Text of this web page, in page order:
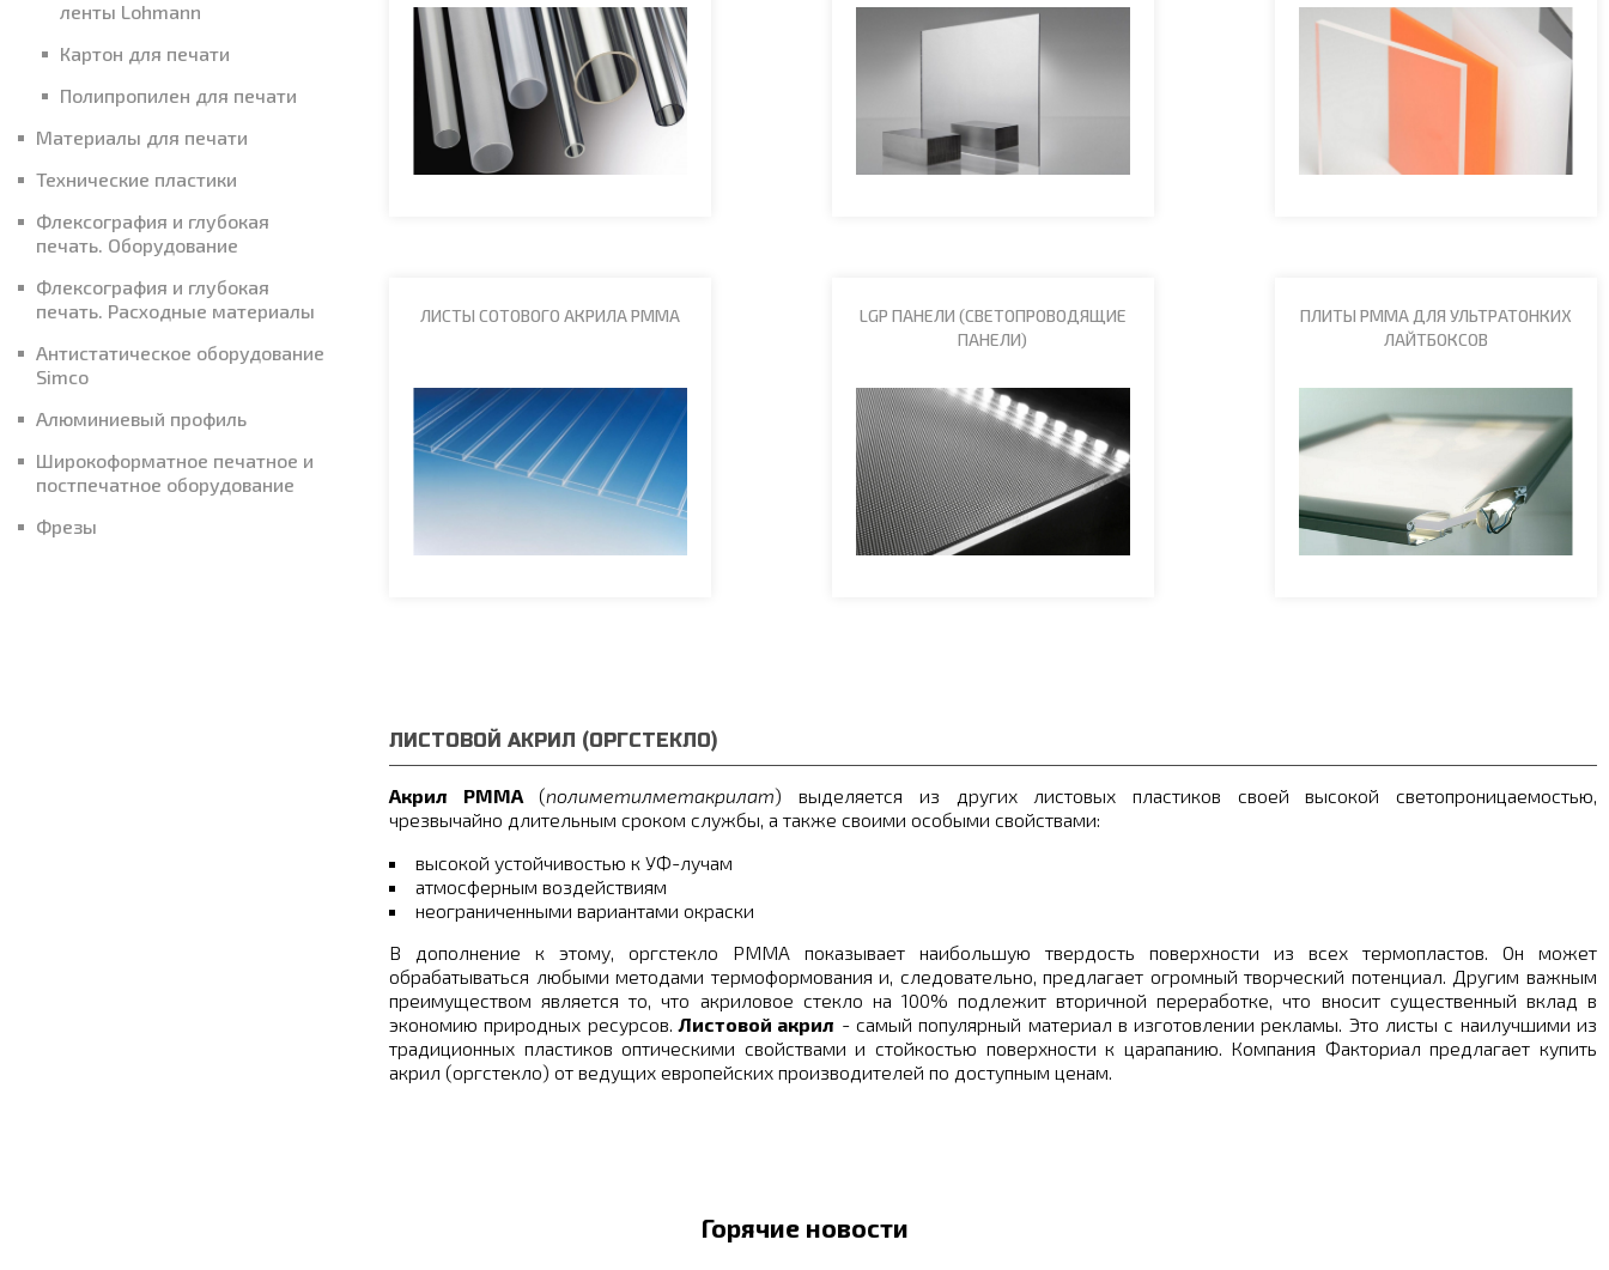
ленты Lohmann
Картон для печати
Полипропилен для печати
Материалы для печати
Технические пластики
Флексография и глубокая
печать. Оборудование
Флексография и глубокая
печать. Расходные материалы
Антистатическое оборудование
Simco
Алюминиевый профиль
Широкоформатное печатное и
постпечатное оборудование
Фрезы
ЛИСТЫ СОТОВОГО АКРИЛА PMMA
LGP ПАНЕЛИ (СВЕТОПРОВОДЯЩИЕ
ПАНЕЛИ)
ПЛИТЫ PMMA ДЛЯ УЛЬТРАТОНКИХ
ЛАЙТБОКСОВ
ЛИСТОВОЙ АКРИЛ (ОРГСТЕКЛО)
Акрил PMMA(полиметилметакрилат) выделяется из других листовых пластиков своей высокой светопроницаемостью,
чрезвычайно длительным сроком службы, а также своими особыми свойствами:
высокой устойчивостью к УФ-лучам
атмосферным воздействиям
неограниченными вариантами окраски
В дополнение к этому, оргстекло PMMA показывает наибольшую твердость поверхности из всех термопластов. Он может
обрабатываться любыми методами термоформования и, следовательно, предлагает огромный творческий потенциал. Другим важным
преимуществом является то, что акриловое стекло на 100% подлежит вторичной переработке, что вносит существенный вклад в
экономию природных ресурсов.Листовой акрил - самый популярный материал в изготовлении рекламы. Это листы с наилучшими из
традиционных пластиков оптическими свойствами и стойкостью поверхности к царапанию. Компания Факториал предлагает купить
акрил (оргстекло) от ведущих европейских производителей по доступным ценам.
Горячие новости